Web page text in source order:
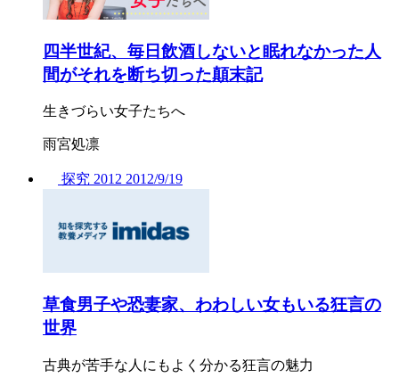
四半世紀、毎日飲酒しないと眠れなかった人
間がそれを断ち切った顛末記
生きづらい女子たちへ
雨宮処凛
探究 2012 2012/9/19
草食男子や恐妻家、わわしい女もいる狂言の
世界
古典が苦手な人にもよく分かる狂言の魅力